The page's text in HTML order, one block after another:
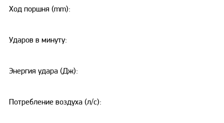
Ход поршня (mm):
Ударов в минуту:
Энергия удара (Дж):
Потребление воздуха (л/с):